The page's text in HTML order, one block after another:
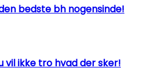
bedste bh nogensinde!
vil ikke tro hvad der sker!